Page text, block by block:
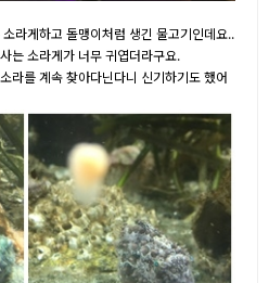
라게하고 돌맹이처럼 생긴 물고기인데요..
는 소라게가 너무 귀엽더라구요.
라를 계속 찾아다닌다니 신기하기도 했어